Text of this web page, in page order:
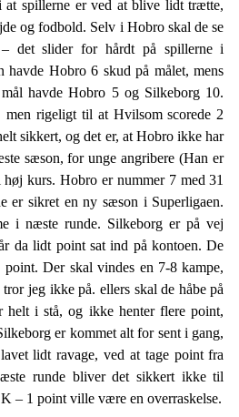
at spillerne er ved at blive lidt trætte,
og fodbold. Selv i Hobro skal de se
det slider for hårdt på spillerne i
havde Hobro 6 skud på målet, mens
havde Hobro 5 og Silkeborg 10.
rigeligt til at Hvilsom scorede 2
sikkert, og det er, at Hobro ikke har
sæson, for unge angribere (Han er
kurs. Hobro er nummer 7 med 31
er sikret en ny sæson i Superligaen.
i næste runde. Silkeborg er på vej
da lidt point sat ind på kontoen. De
Der skal vindes en 7-8 kampe,
jeg ikke på. ellers skal de håbe på
helt i stå, og ikke henter flere point,
er kommet alt for sent i gang,
lidt ravage, ved at tage point fra
runde bliver det sikkert ikke til
– 1 point ville være en overraskelse.